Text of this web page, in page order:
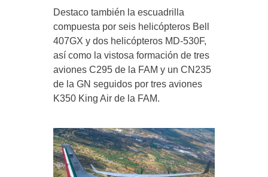
Destaco también la escuadrilla
compuesta por seis helicópteros Bell
407GX y dos helicópteros MD-530F,
así como la vistosa formación de tres
aviones C295 de la FAM y un CN235
de la GN seguidos por tres aviones
K350 King Air de la FAM.